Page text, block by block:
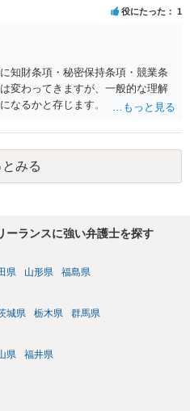
役にたった 1
知財条項・秘密保持条項・競業条
変わってきますが、一般的な理解
なるかと存じます。 ・ツールの作
ルであるため知的財産が相談者様
るのであれば、契約を合意解除す
場合の条項については、契約書上
らないよう調整が必要 ・契約を残
」という建付けになっている場合
要 ということになるかと存じま
式を持参して弁護士の相談される
とみる
ーランスに強い弁護士を探す
県 山形県 福島県
城県 栃木県 群馬県
県 福井県